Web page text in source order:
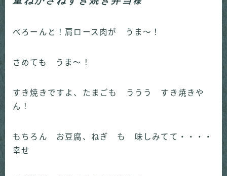
べろーんと！肩ロース肉が うま～！
さめても うま～！
すき焼きですよ、たまごも ううう すき焼きや
ん！
もちろん お豆腐、ねぎ も 味しみてて・・・・
幸せ